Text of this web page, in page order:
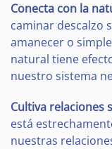
Conecta con la
caminar descalzo
amanecer o
natural tiene
nuestro sistema
Cultiva relaciones
está
nuestras